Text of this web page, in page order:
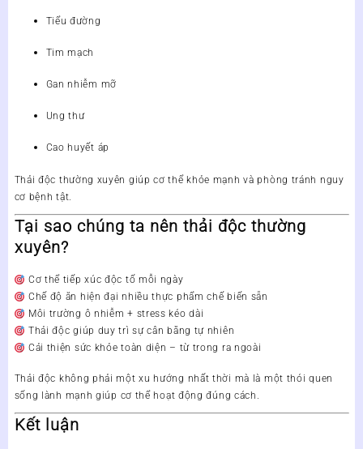
Tiểu đường
Tim mạch
Gan nhiễm mỡ
Ung thư
Cao huyết áp
Thải độc thường xuyên giúp cơ thể khỏe mạnh và phòng tránh nguy
cơ bệnh tật.
Tại sao chúng ta nên thải độc thường
xuyên?
Cơ thể tiếp xúc độc tố mỗi ngày
Chế độ ăn hiện đại nhiều thực phẩm chế biến sẵn
Môi trường ô nhiễm + stress kéo dài
Thải độc giúp duy trì sự cân bằng tự nhiên
Cải thiện sức khỏe toàn diện – từ trong ra ngoài
Thải độc không phải một xu hướng nhất thời mà là một thói quen
sống lành mạnh giúp cơ thể hoạt động đúng cách.
Kết luận